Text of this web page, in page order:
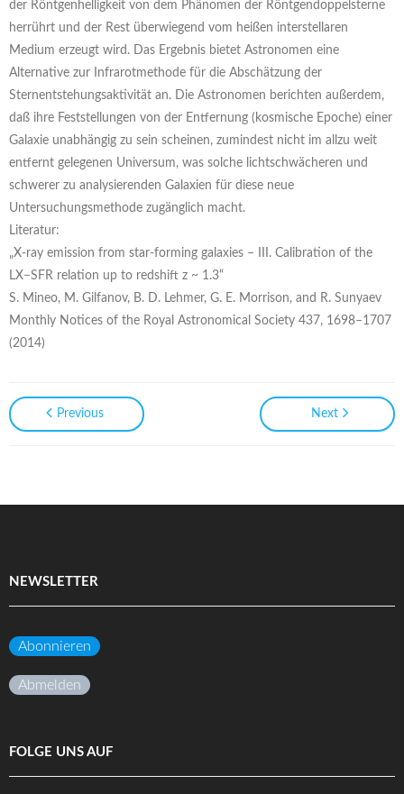
der Röntgenhelligkeit von dem Phänomen der Röntgendoppelsterne
herrührt und der Rest überwiegend vom heißen interstellaren
Medium erzeugt wird. Das Ergebnis bietet Astronomen eine
Alternative zur Infrarotmethode für die Abschätzung der
Sternentstehungsaktivität an. Die Astronomen berichten außerdem,
daß ihre Feststellungen von der Entfernung (kosmische Epoche) einer
Galaxie unabhängig zu sein scheinen, zumindest nicht im allzu weit
entfernt gelegenen Universum, was solche lichtschwächeren und
schwerer zu analysierenden Galaxien für diese neue
Untersuchungsmethode zugänglich macht.
Literatur:
„X-ray emission from star-forming galaxies – III. Calibration of the
LX−SFR relation up to redshift z ~ 1.3“
S. Mineo, M. Gilfanov, B. D. Lehmer, G. E. Morrison, and R. Sunyaev
Monthly Notices of the Royal Astronomical Society 437, 1698–1707
(2014)
Previous Next
NEWSLETTER
Abonnieren
Abmelden
FOLGE UNS AUF